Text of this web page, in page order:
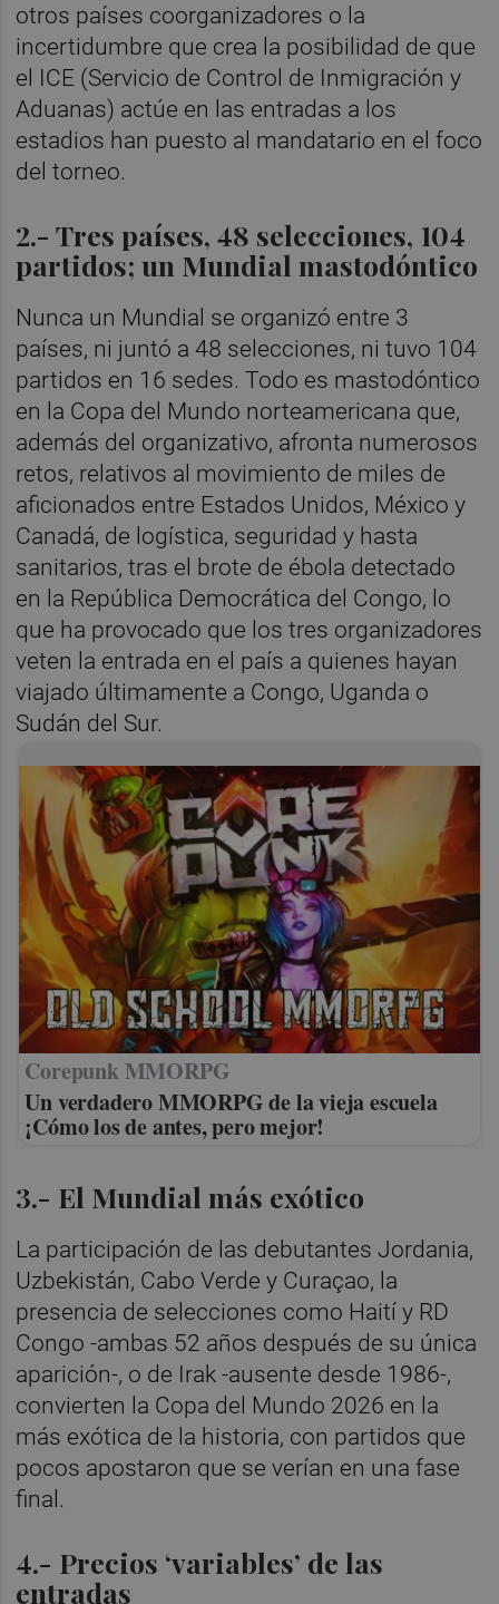
otros países coorganizadores o la
incertidumbre que crea la posibilidad de que
el ICE (Servicio de Control de Inmigración y
Aduanas) actúe en las entradas a los
estadios han puesto al mandatario en el foco
del torneo.
2.- Tres países, 48 selecciones, 104
partidos; un Mundial mastodóntico
Nunca un Mundial se organizó entre 3
países, ni juntó a 48 selecciones, ni tuvo 104
partidos en 16 sedes. Todo es mastodóntico
en la Copa del Mundo norteamericana que,
además del organizativo, afronta numerosos
retos, relativos al movimiento de miles de
aficionados entre Estados Unidos, México y
Canadá, de logística, seguridad y hasta
sanitarios, tras el brote de ébola detectado
en la República Democrática del Congo, lo
que ha provocado que los tres organizadores
veten la entrada en el país a quienes hayan
viajado últimamente a Congo, Uganda o
Sudán del Sur.
Corepunk MMORPG
Un verdadero MMORPG de la vieja escuela
¡Cómo los de antes, pero mejor!
3.- El Mundial más exótico
La participación de las debutantes Jordania,
Uzbekistán, Cabo Verde y Curaçao, la
presencia de selecciones como Haití y RD
Congo -ambas 52 años después de su única
aparición-, o de Irak -ausente desde 1986-,
convierten la Copa del Mundo 2026 en la
más exótica de la historia, con partidos que
pocos apostaron que se verían en una fase
final.
4.- Precios ‘variables’ de las
entradas